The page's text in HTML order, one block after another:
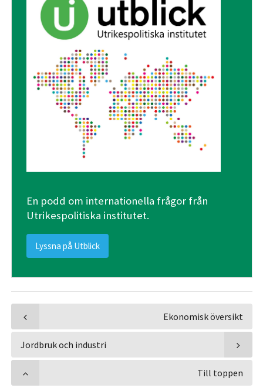
En podd om internationella frågor från
Utrikespolitiska institutet.
Lyssna på Utblick
Ekonomisk översikt
Jordbruk och industri
Till toppen